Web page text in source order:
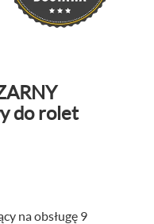
do rolet
na obsługę 9